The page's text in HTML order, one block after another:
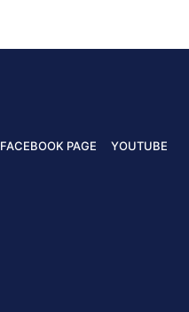
FACEBOOK PAGE YOUTUBE